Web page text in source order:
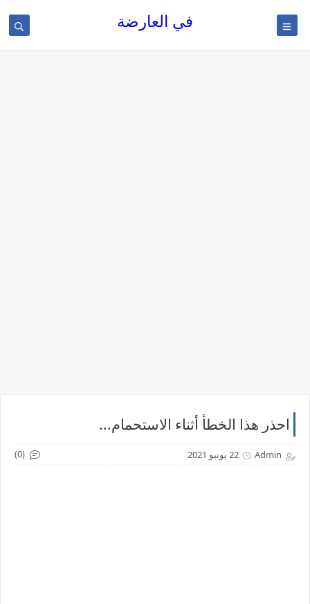
في العارضة
احذر هذا الخطأ أثناء الاستحمام...
Admin 22 يونيو 2021 (0)